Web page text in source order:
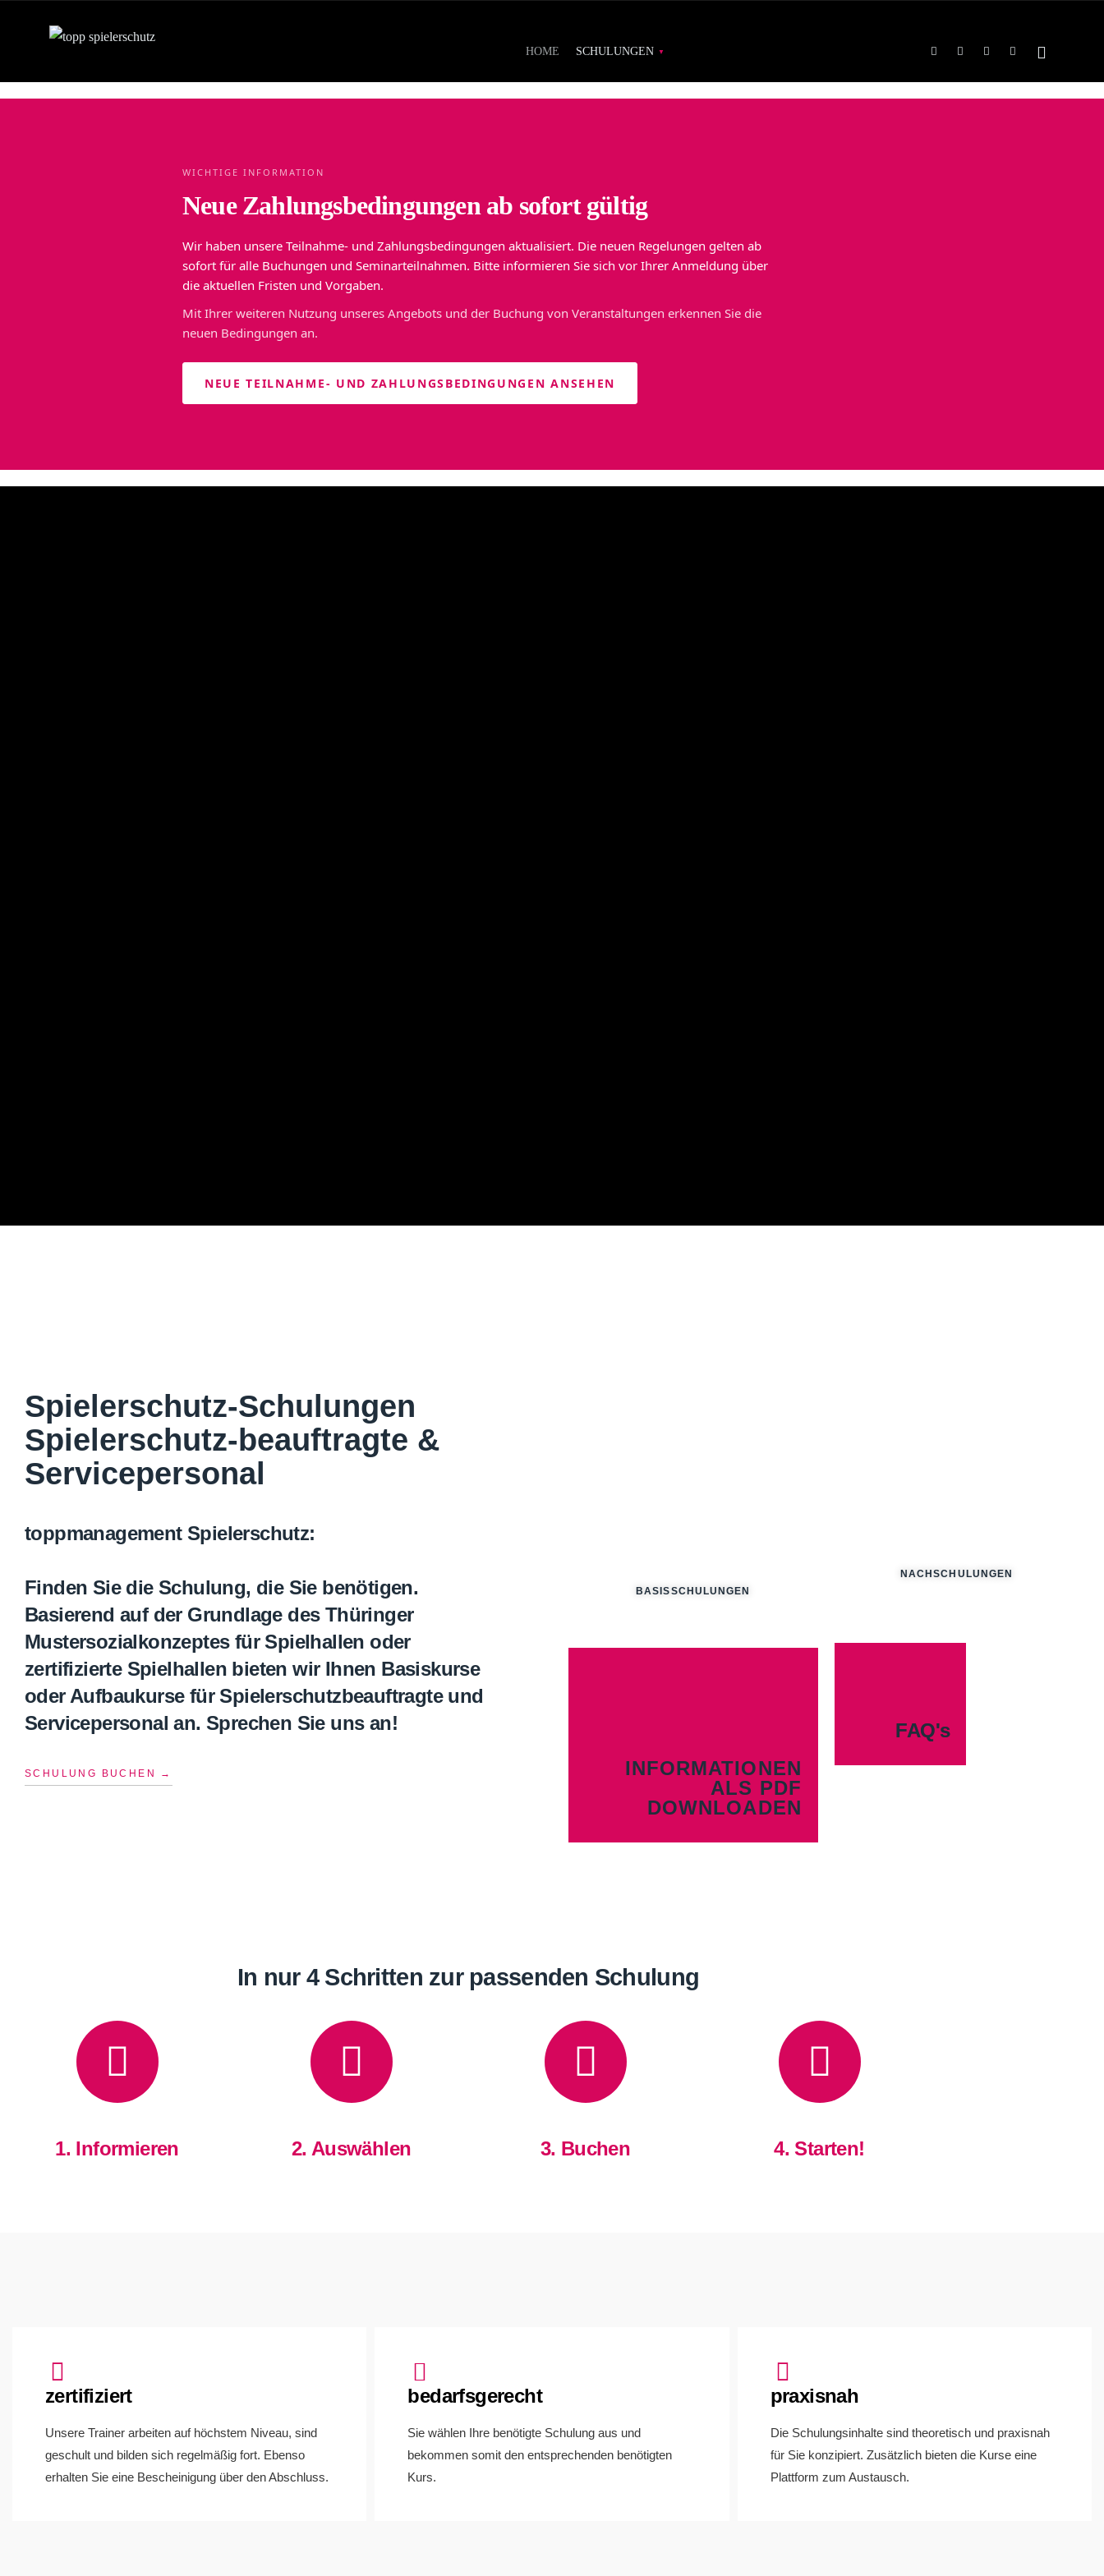
HOME SCHULUNGEN
WICHTIGE INFORMATION
Neue Zahlungsbedingungen ab sofort gültig
Wir haben unsere Teilnahme- und Zahlungsbedingungen aktualisiert. Die neuen Regelungen gelten ab
sofort für alle Buchungen und Seminarteilnahmen. Bitte informieren Sie sich vor Ihrer Anmeldung über
die aktuellen Fristen und Vorgaben.
Mit Ihrer weiteren Nutzung unseres Angebots und der Buchung von Veranstaltungen erkennen Sie die
neuen Bedingungen an.
NEUE TEILNAHME- UND ZAHLUNGSBEDINGUNGEN ANSEHEN
Spielerschutz-Schulungen
Spielerschutz-beauftragte &
Servicepersonal
toppmanagement Spielerschutz:
Finden Sie die Schulung, die Sie benötigen.
Basierend auf der Grundlage des Thüringer
Mustersozialkonzeptes für Spielhallen oder
zertifizierte Spielhallen bieten wir Ihnen Basiskurse
oder Aufbaukurse für Spielerschutzbeauftragte und
Servicepersonal an. Sprechen Sie uns an!
SCHULUNG BUCHEN →
BASISSCHULUNGEN
INFORMATIONEN
ALS PDF
DOWNLOADEN
NACHSCHULUNGEN
FAQ's
In nur 4 Schritten zur passenden Schulung
1. Informieren 2. Auswählen 3. Buchen 4. Starten!
zertifiziert
Unsere Trainer arbeiten auf höchstem Niveau, sind
geschult und bilden sich regelmäßig fort. Ebenso
erhalten Sie eine Bescheinigung über den Abschluss.
bedarfsgerecht
Sie wählen Ihre benötigte Schulung aus und
bekommen somit den entsprechenden benötigten
Kurs.
praxisnah
Die Schulungsinhalte sind theoretisch und praxisnah
für Sie konzipiert. Zusätzlich bieten die Kurse eine
Plattform zum Austausch.